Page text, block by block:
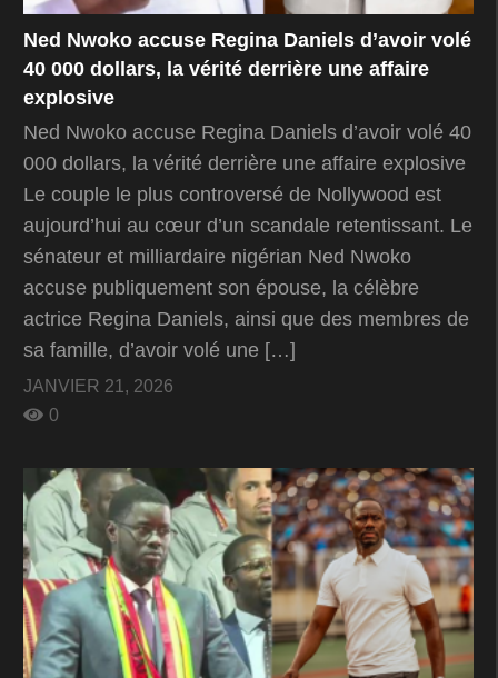
Ned Nwoko accuse Regina Daniels d’avoir volé
40 000 dollars, la vérité derrière une affaire
explosive
Ned Nwoko accuse Regina Daniels d’avoir volé 40
000 dollars, la vérité derrière une affaire explosive
Le couple le plus controversé de Nollywood est
aujourd’hui au cœur d’un scandale retentissant. Le
sénateur et milliardaire nigérian Ned Nwoko
accuse publiquement son épouse, la célèbre
actrice Regina Daniels, ainsi que des membres de
sa famille, d’avoir volé une […]
JANVIER 21, 2026
0